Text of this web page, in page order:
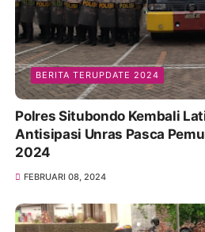
BERITA TERUPDATE 2024
Polres Situbondo Kembali
Antisipasi Unras Pasca
2024
FEBRUARI 08, 2024